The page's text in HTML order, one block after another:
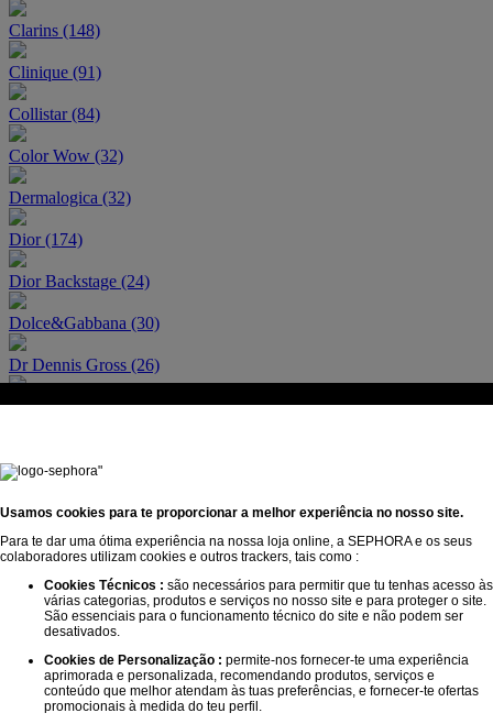
Clarins (148)
Clinique (91)
Collistar (84)
Color Wow (32)
Dermalogica (32)
Dior (174)
Dior Backstage (24)
Dolce&Gabbana (30)
Dr Dennis Gross (26)
Drunk Elephant (31)
Erborian (49)
Estée Lauder (61)
Fable & Mane (19)
Fenty Beauty by Rihanna (60)
Fenty Fragrance (1)
Usamos cookies para te proporcionar a melhor experiência no nosso site.
Para te dar uma ótima experiência na nossa loja online, a SEPHORA e os seus
colaboradores utilizam cookies e outros trackers, tais como :
Cookies Técnicos : são necessários para permitir que tu tenhas acesso às
várias categorias, produtos e serviços no nosso site e para proteger o site.
São essenciais para o funcionamento técnico do site e não podem ser
desativados.
Cookies de Personalização : permite-nos fornecer-te uma experiência
aprimorada e personalizada, recomendando produtos, serviços e
conteúdo que melhor atendam às tuas preferências, e fornecer-te ofertas
promocionais à medida do teu perfil.